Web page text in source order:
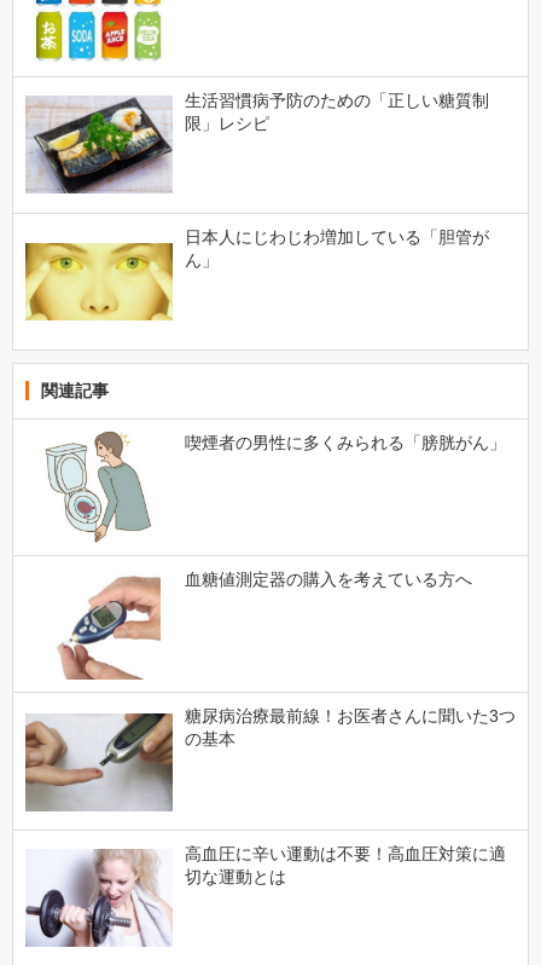
生活習慣病予防のための「正しい糖質制
限」レシピ
日本人にじわじわ増加している「胆管が
ん」
関連記事
喫煙者の男性に多くみられる「膀胱がん」
血糖値測定器の購入を考えている方へ
糖尿病治療最前線！お医者さんに聞いた3つ
の基本
高血圧に辛い運動は不要！高血圧対策に適
切な運動とは